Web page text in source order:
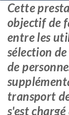
Cette
objectif de
entre les
sélection
de
transport
s'est